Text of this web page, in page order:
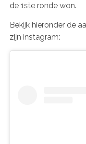
de 1ste ronde won.
Bekijk hieronder de
zijn instagram: